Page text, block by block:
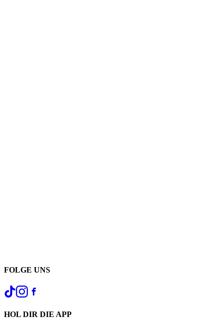
FOLGE UNS
HOL DIR DIE APP